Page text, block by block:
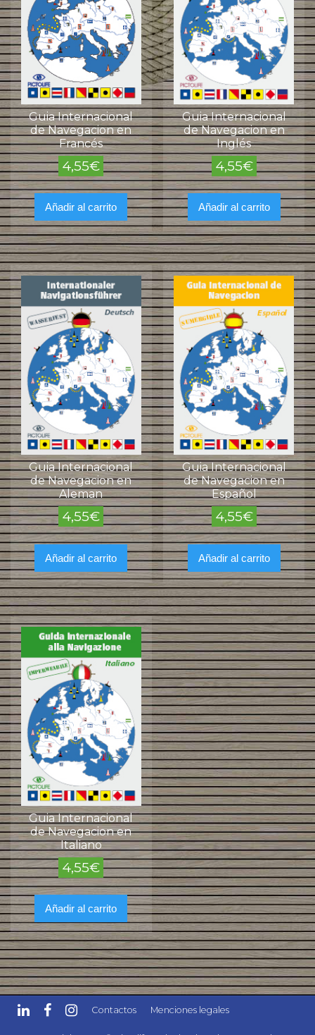
Guia Internacional
de Navegacion en
Francés
4,55€
Añadir al carrito
Guia Internacional
de Navegacion en
Inglés
4,55€
Añadir al carrito
Guia Internacional
de Navegacion en
Aleman
4,55€
Añadir al carrito
Guia Internacional
de Navegacion en
Español
4,55€
Añadir al carrito
Guia Internacional
de Navegacion en
Italiano
4,55€
Añadir al carrito
Contactos Menciones legales